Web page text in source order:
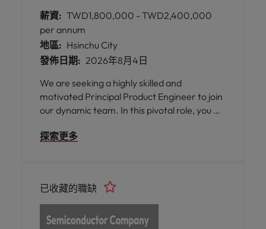
薪資: TWD1,800,000 - TWD2,400,000
per annum
地區: Hsinchu City
發佈日期: 2026年8月4日
We are seeking a highly skilled and
motivated Principal Product Engineer to join
our dynamic team. In this pivotal role, you will
support excellence and supply chain
with cross-functional teams, tackle complex
challenges, and play a vital role in ensuring
seamless operations for our cutting-edge
semiconductor solutions.
探索更多
已收藏的職缺